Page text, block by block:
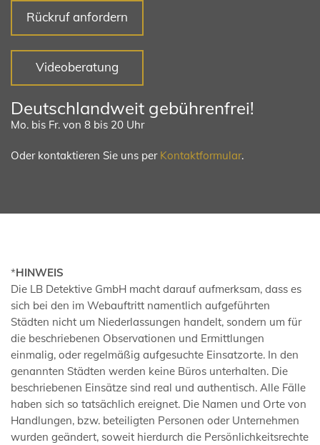
Rückruf anfordern
Videoberatung
Deutschlandweit gebührenfrei!
Mo. bis Fr. von 8 bis 20 Uhr
Oder kontaktieren Sie uns per Kontaktformular.
*HINWEIS
Die LB Detektive GmbH macht darauf aufmerksam, dass es
sich bei den im Webauftritt namentlich aufgeführten
Städten nicht um Niederlassungen handelt, sondern um für
die beschriebenen Observationen und Ermittlungen
einmalig, oder regelmäßig aufgesuchte Einsatzorte. In den
genannten Städten werden keine Büros unterhalten. Die
beschriebenen Einsätze sind real und authentisch. Alle Fälle
haben sich so tatsächlich ereignet. Die Namen und Orte von
Handlungen, bzw. beteiligten Personen oder Unternehmen
wurden geändert, soweit hierdurch die Persönlichkeitsrechte